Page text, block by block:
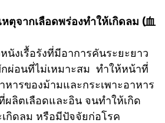
ตุจากเลือดพร่องทำให้เกิดลม (血
งเรื้อรังที่มีอาการคันระยะยาว
ผ่อนที่ไม่เหมาะสม ทำให้หน้าที่
หารของม้ามและกระเพาะอาหาร
ลิตเลือดและอิน จนทำให้เกิด
กิดลม หรือมีปัจจัยก่อโรค